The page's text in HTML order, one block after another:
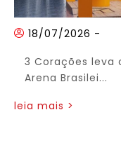
18/07/2026 -
3 Corações leva
Arena Brasilei...
leia mais >